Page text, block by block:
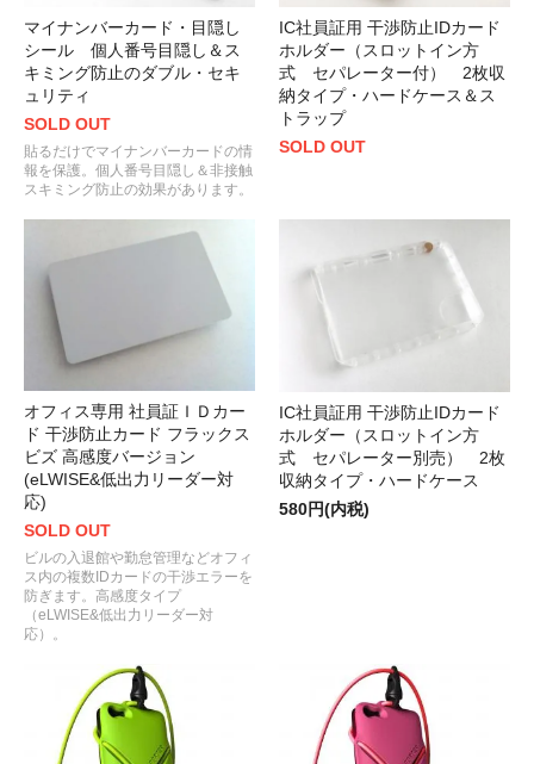
マイナンバーカード・目隠し
シール 個人番号目隠し＆ス
キミング防止のダブル・セキ
ュリティ
SOLD OUT
貼るだけでマイナンバーカードの情
報を保護。個人番号目隠し＆非接触
スキミング防止の効果があります。
IC社員証用 干渉防止IDカード
ホルダー（スロットイン方
式 セパレーター付） 2枚収
納タイプ・ハードケース＆ス
トラップ
SOLD OUT
オフィス専用 社員証ＩＤカー
ド 干渉防止カード フラックス
ビズ 高感度バージョン
(eLWISE&低出力リーダー対
応)
SOLD OUT
ビルの入退館や勤怠管理などオフィ
ス内の複数IDカードの干渉エラーを
防ぎます。高感度タイプ
（eLWISE&低出力リーダー対
応）。
IC社員証用 干渉防止IDカード
ホルダー（スロットイン方
式 セパレーター別売） 2枚
収納タイプ・ハードケース
580円(内税)